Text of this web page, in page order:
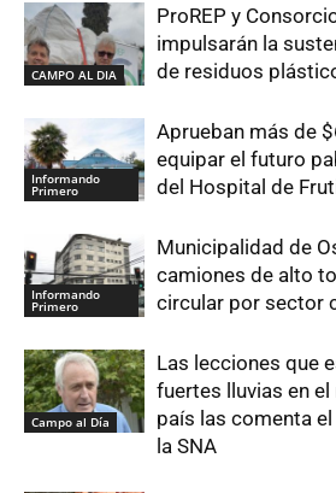
CAMPO AL DIA
ProREP y
impulsarán la
de residuos
Informando
Primero
Aprueban más de
equipar el futuro
del Hospital de
Informando
Primero
Municipalidad de
camiones de alto
circular por sector
Campo al Día
Las lecciones que
fuertes lluvias en
país las comenta
la SNA